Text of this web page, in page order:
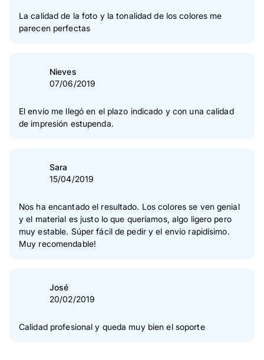
La calidad de la foto y la tonalidad de los colores me
parecen perfectas
Nieves
07/06/2019
El envío me llegó en el plazo indicado y con una calidad
de impresión estupenda.
Sara
15/04/2019
Nos ha encantado el resultado. Los colores se ven genial
y el material es justo lo que queríamos, algo ligero pero
muy estable. Súper fácil de pedir y el envío rapidísimo.
Muy recomendable!
José
20/02/2019
Calidad profesional y queda muy bien el soporte